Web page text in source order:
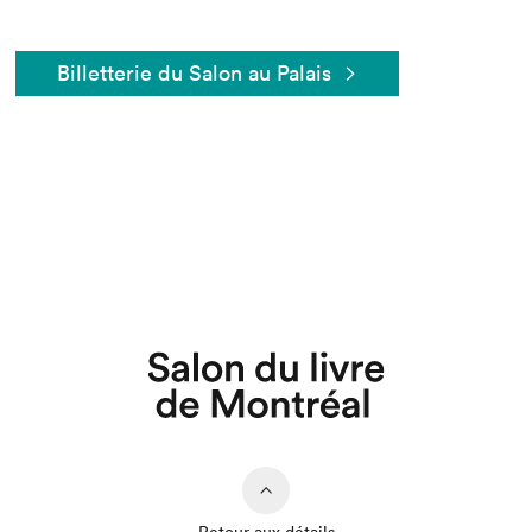
Billetterie du Salon au Palais